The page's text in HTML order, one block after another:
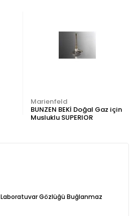
Marienfeld
BUNZEN BEKİ Doğal Gaz için
Musluklu SUPERIOR
Laboratuvar Gözlüğü Buğlanmaz